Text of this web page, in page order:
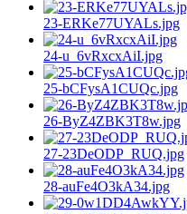
23-ERKe77UYALs.jpg
24-u_6vRxcxAiI.jpg
25-bCFysA1CUQc.jpg
26-ByZ4ZBK3T8w.jpg
27-23DeODP_RUQ.jpg
28-auFe4O3kA34.jpg